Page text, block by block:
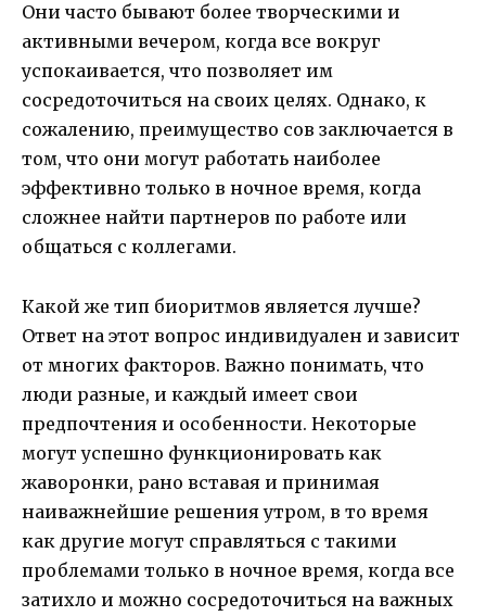
Они часто бывают более творческими и
активными вечером, когда все вокруг
успокаивается, что позволяет им
сосредоточиться на своих целях. Однако, к
сожалению, преимущество сов заключается в
том, что они могут работать наиболее
эффективно только в ночное время, когда
сложнее найти партнеров по работе или
общаться с коллегами.
Какой же тип биоритмов является лучше?
Ответ на этот вопрос индивидуален и зависит
от многих факторов. Важно понимать, что
люди разные, и каждый имеет свои
предпочтения и особенности. Некоторые
могут успешно функционировать как
жаворонки, рано вставая и принимая
наиважнейшие решения утром, в то время
как другие могут справляться с такими
проблемами только в ночное время, когда все
затихло и можно сосредоточиться на важных